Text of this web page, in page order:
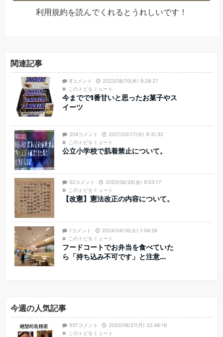
利用規約を読んでくれるとうれしいです！
関連記事
8コメント
2023/08/10(木) 9:28:27
このトピをミュート
今までで1番甘いと思ったお菓子やス
イーツ
204コメント
2021/03/17(水) 9:31:32
このトピをミュート
公立小学校で肌着禁止について。
52コメント
2020/06/26(金) 9:53:17
このトピをミュート
【改憲】憲法改正の内容について。
1コメント
2024/04/16(火) 1:04:26
このトピをミュート
フードコートでお弁当を食べていた
ら「持ち込み不可です」と注意...
今週の人気記事
937コメント
2020/09/21(月) 22:49:19
このトピをミュート